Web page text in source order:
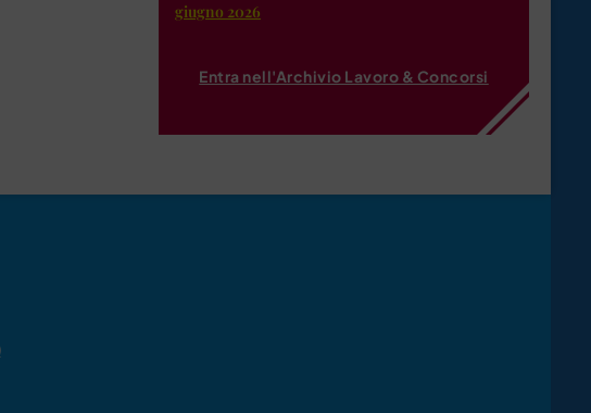
giugno 2026
Entra nell'Archivio Lavoro & Concorsi